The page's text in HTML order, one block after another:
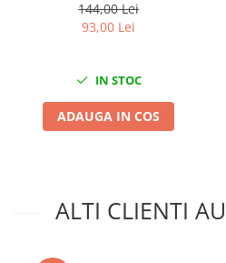
Lancia
Mercedes
Nissan
TSI/TFSI
144,00 Lei
93,00 Lei
IN STOC
ADAUGA IN COS
ALTI CLIENTI